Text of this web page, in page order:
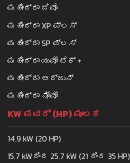
ಮಹೀಂದ್ರಾ ಜಿವೊ
ಮಹೀಂದ್ರಾ XP ಪ್ಲಸ್
ಮಹೀಂದ್ರಾ SP ಪ್ಲಸ್
ಮಹೀಂದ್ರಾ ಯುವೋ ಟೆಕ್ +
ಮಹೀಂದ್ರಾ ಅರ್ಜುನ್
ಮಹೀಂದ್ರಾ ನೋವೋ
KW ಪವರ್ (HP) ಮೂಲಕ
14.9 kW (20 HP)
15.7 kWರಿಂದ 25.7 kW (21 ರಿಂದ 35 HP)